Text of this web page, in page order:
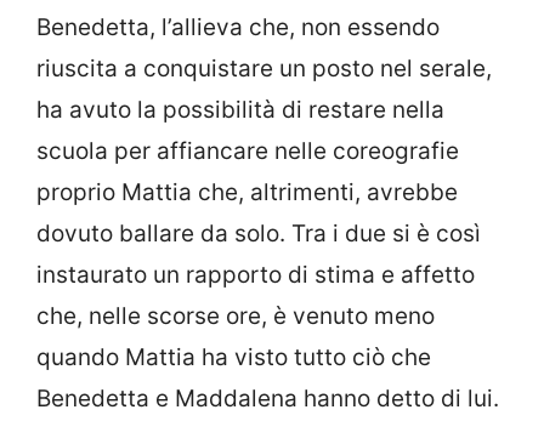
Benedetta, l’allieva che, non essendo
riuscita a conquistare un posto nel serale,
ha avuto la possibilità di restare nella
scuola per affiancare nelle coreografie
proprio Mattia che, altrimenti, avrebbe
dovuto ballare da solo. Tra i due si è così
instaurato un rapporto di stima e affetto
che, nelle scorse ore, è venuto meno
quando Mattia ha visto tutto ciò che
Benedetta e Maddalena hanno detto di lui.